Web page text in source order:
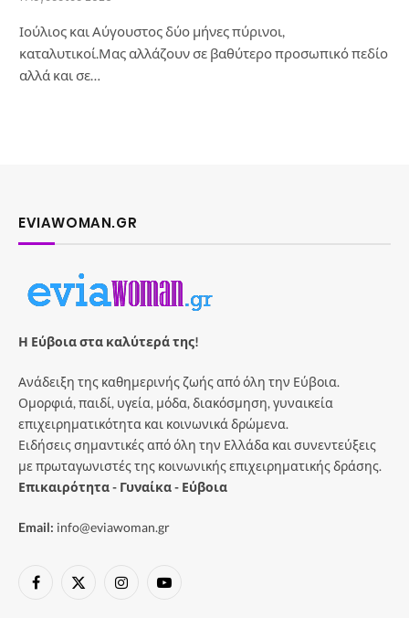
Ιούλιος και Αύγουστος δύο μήνες πύρινοι,
καταλυτικοί.Μας αλλάζουν σε βαθύτερο προσωπικό πεδίο
αλλά και σε…
EVIAWOMAN.GR
Η Εύβοια στα καλύτερά της!
Ανάδειξη της καθημερινής ζωής από όλη την Εύβοια.
Ομορφιά, παιδί, υγεία, μόδα, διακόσμηση, γυναικεία
επιχειρηματικότητα και κοινωνικά δρώμενα.
Ειδήσεις σημαντικές από όλη την Ελλάδα και συνεντεύξεις
με πρωταγωνιστές της κοινωνικής επιχειρηματικής δράσης.
Επικαιρότητα - Γυναίκα - Εύβοια
Email: info@eviawoman.gr
Facebook
X
InstagramYouTube